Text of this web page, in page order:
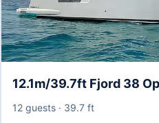
12.1m/39.7ft Fjord 38
12 guests· 39.7 ft